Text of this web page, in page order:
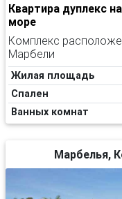
Квартира дуплекс
море
Комплекс
Марбели
Жилая площадь
Спален
Ванных комнат
Марбелья,